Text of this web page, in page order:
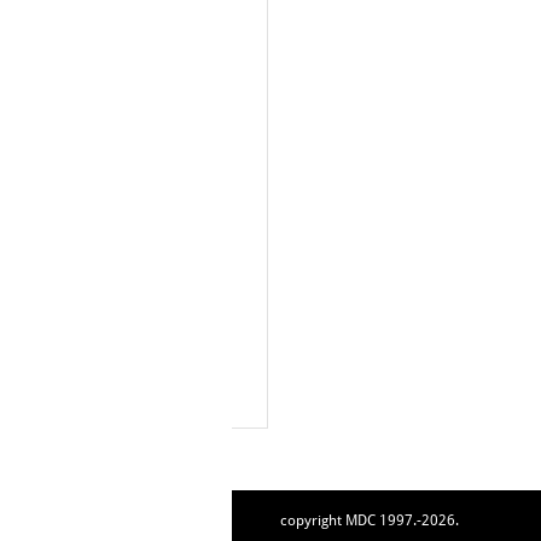
copyright MDC 1997.-2026.